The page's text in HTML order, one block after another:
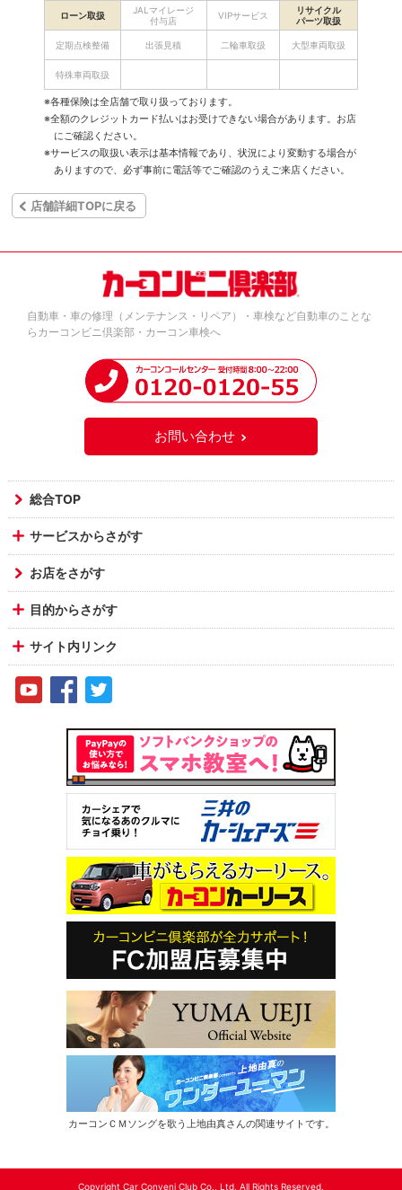
ローン取扱
JALマイレージ
付与店
VIPサービス
リサイクル
パーツ取扱
定期点検整備 出張見積 二輪車取扱 大型車両取扱
特殊車両取扱
※各種保険は全店舗で取り扱っております。
※全額のクレジットカード払いはお受けできない場合があります。お店
にご確認ください。
※サービスの取扱い表示は基本情報であり、状況により変動する場合が
ありますので、必ず事前に電話等でご確認のうえご来店ください。
店舗詳細TOPに戻る
自動車・車の修理（メンテナンス・リペア）・車検など自動車のことな
らカーコンビニ倶楽部・カーコン車検へ
お問い合わせ
総合TOP
サービスからさがす
お店をさがす
目的からさがす
サイト内リンク
カーコンＣＭソングを歌う上地由真さんの関連サイトです。
Copyright Car Conveni Club Co., Ltd. All Rights Reserved.